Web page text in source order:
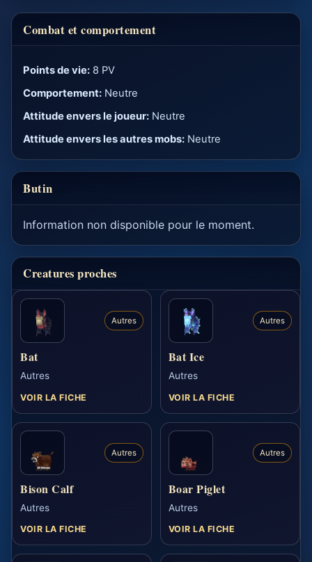
Combat et comportement
Points de vie: 8 PV
Comportement: Neutre
Attitude envers le joueur: Neutre
Attitude envers les autres mobs: Neutre
Butin
Information non disponible pour le moment.
Creatures proches
Autres
Bat
Autres
VOIR LA FICHE
Autres
Bat Ice
Autres
VOIR LA FICHE
Autres
Bison Calf
Autres
VOIR LA FICHE
Autres
Boar Piglet
Autres
VOIR LA FICHE